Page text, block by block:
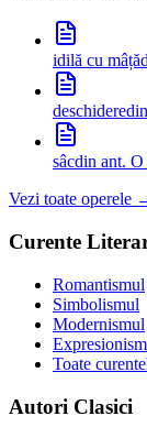
idilă cu mâță
deschidere
sâcdin ant. O
Vezi toate operele
Curente
Romantismul
Simbolismul
Modernismul
Toate
Autori Clasici